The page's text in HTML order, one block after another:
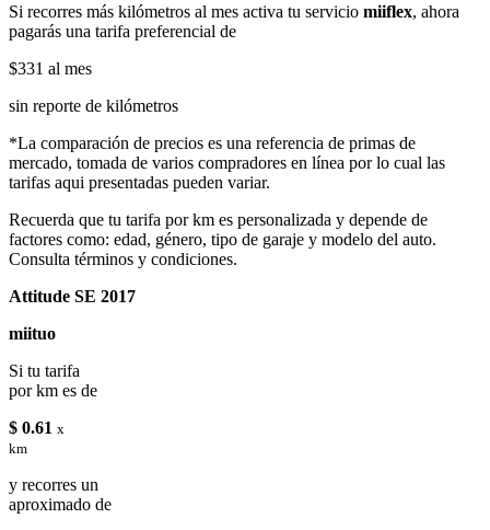
Si recorres más kilómetros al mes activa tu servicio miiflex, ahora
pagarás una tarifa preferencial de
$331 al mes
sin reporte de kilómetros
*La comparación de precios es una referencia de primas de
mercado, tomada de varios compradores en línea por lo cual las
tarifas aqui presentadas pueden variar.
Recuerda que tu tarifa por km es personalizada y depende de
factores como: edad, género, tipo de garaje y modelo del auto.
Consulta términos y condiciones.
Attitude SE 2017
miituo
Si tu tarifa
por km es de
$ 0.61 x
km
y recorres un
aproximado de